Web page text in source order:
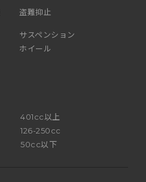
盗難抑止
サスペンション
ホイール
401cc以上
126-250cc
50cc以下